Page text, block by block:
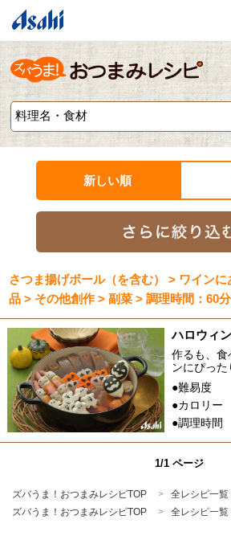
新しい順
さつま揚げボール（を含む） > ワイン
品 > その他創作 > 副菜 > 調理時間：60
ハロウィ
作るも、食
ンにぴっ
●難易度
●カロリー
●調理時間
1/1 ページ
ズバうま！おつまみレシピTOP 全レシピ一覧
ズバうま！おつまみレシピTOP
全レシピ一覧